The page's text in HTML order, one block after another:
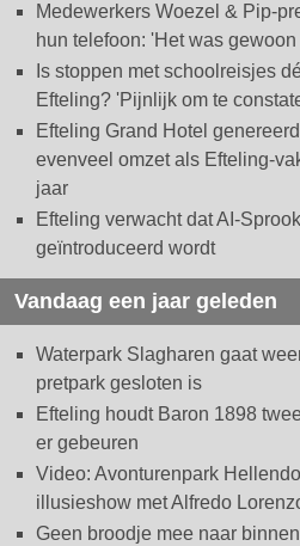
Medewerkers Woezel & Pip-
hun telefoon: 'Het was
Is stoppen met schoolreisjes
Efteling? 'Pijnlijk om te
Efteling Grand Hotel
evenveel omzet als Efteling-
jaar
Efteling verwacht dat AI-
geïntroduceerd wordt
Vandaag een jaar geleden
Waterpark Slagharen gaat
pretpark gesloten is
Efteling houdt Baron 1898
er gebeuren
Video: Avonturenpark
illusieshow met Alfredo
Geen broodje mee naar